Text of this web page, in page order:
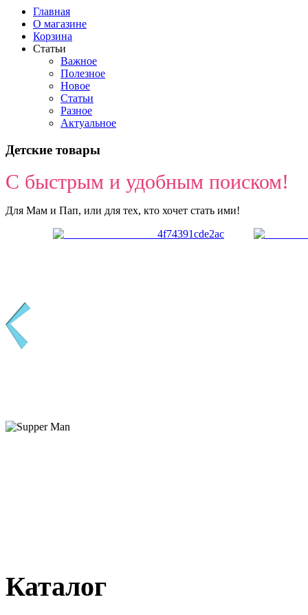
Главная
О магазине
Корзина
Статьи
Важное
Полезное
Новое
Статьи
Разное
Актуальное
Детские товары
С быстрым и удобным поиском!
Для Мам и Пап, или для тех, кто хочет стать ими!
Каталог